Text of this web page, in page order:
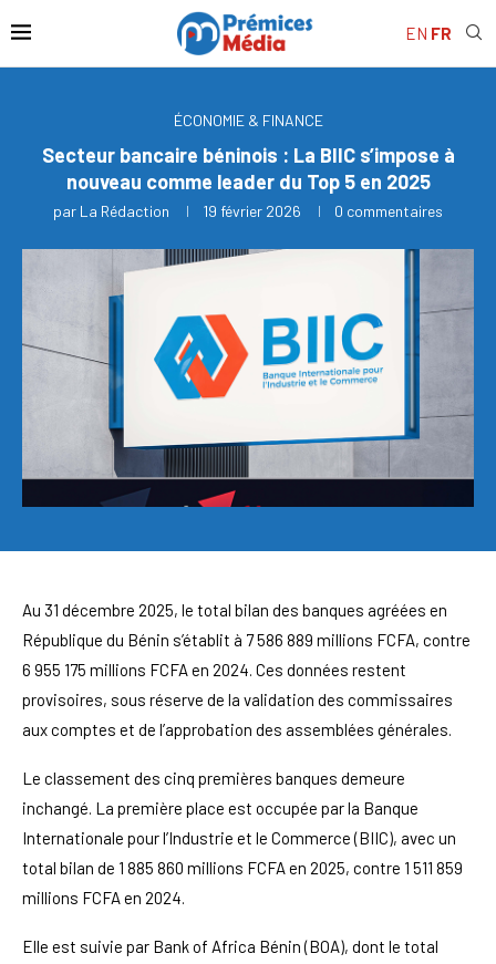
EN FR
ÉCONOMIE & FINANCE
Secteur bancaire béninois : La BIIC s’impose à
nouveau comme leader du Top 5 en 2025
par La Rédaction 19 février 2026 0 commentaires
Au 31 décembre 2025, le total bilan des banques agréées en
République du Bénin s’établit à 7 586 889 millions FCFA, contre
6 955 175 millions FCFA en 2024. Ces données restent
provisoires, sous réserve de la validation des commissaires
aux comptes et de l’approbation des assemblées générales.
Le classement des cinq premières banques demeure
inchangé. La première place est occupée par la Banque
Internationale pour l’Industrie et le Commerce (BIIC), avec un
total bilan de 1 885 860 millions FCFA en 2025, contre 1 511 859
millions FCFA en 2024.
Elle est suivie par Bank of Africa Bénin (BOA), dont le total